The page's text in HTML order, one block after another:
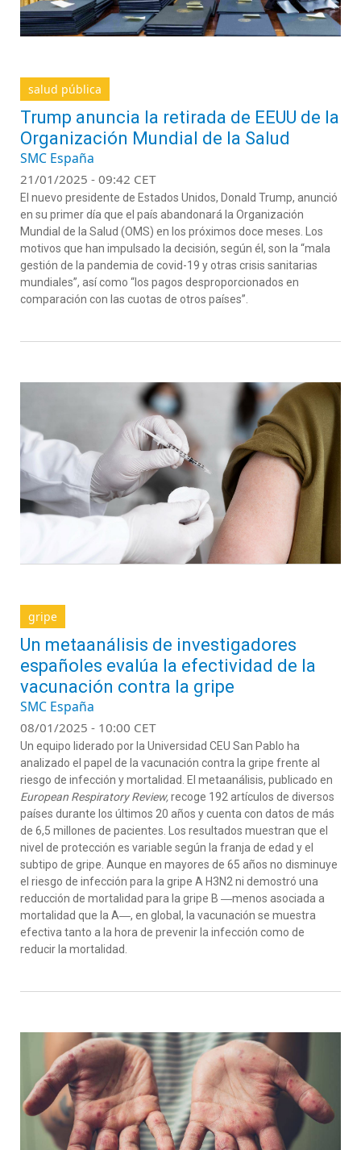
salud pública
Trump anuncia la retirada de EEUU de la
Organización Mundial de la Salud
SMC España
21/01/2025 - 09:42 CET
El nuevo presidente de Estados Unidos, Donald Trump, anunció
en su primer día que el país abandonará la Organización
Mundial de la Salud (OMS) en los próximos doce meses. Los
motivos que han impulsado la decisión, según él, son la “mala
gestión de la pandemia de covid-19 y otras crisis sanitarias
mundiales”, así como “los pagos desproporcionados en
comparación con las cuotas de otros países”.
gripe
Un metaanálisis de investigadores
españoles evalúa la efectividad de la
vacunación contra la gripe
SMC España
08/01/2025 - 10:00 CET
Un equipo liderado por la Universidad CEU San Pablo ha
analizado el papel de la vacunación contra la gripe frente al
riesgo de infección y mortalidad. El metaanálisis, publicado en
European Respiratory Review,recoge 192 artículos de diversos
países durante los últimos 20 años y cuenta con datos de más
de 6,5 millones de pacientes. Los resultados muestran que el
nivel de protección es variable según la franja de edad y el
subtipo de gripe. Aunque en mayores de 65 años no disminuye
el riesgo de infección para la gripe A H3N2 ni demostró una
reducción de mortalidad para la gripe B ―menos asociada a
mortalidad que la A―, en global, la vacunación se muestra
efectiva tanto a la hora de prevenir la infección como de
reducir la mortalidad.